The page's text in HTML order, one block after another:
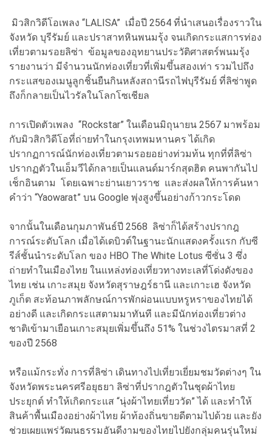
มิวสิกวิดีโอเพลง “LALISA” เมื่อปี 2564 ที่นำเสนอเรื่องราวใน
จังหวัด บุรีรัมย์ และปราสาทหินพนมรุ้ง จนเกิดกระแสการท่อง
เที่ยวตามรอยลิซ่า ข้อมูลของอุทยานประวัติศาสตร์พนมรุ้ง
รายงานว่า มีจำนวนนักท่องเที่ยวที่เพิ่มขึ้นสองเท่า รวมไปถึง
กระแสของเมนูลูกชิ้นยืนกินหลังสถานีรถไฟบุรีรัมย์ ที่ลิซ่าพูด
ถึงก็กลายเป็นไวรัลในโลกโซเชียล
การเปิดตัวเพลง “Rockstar” ในเดือนมิถุนายน 2567 มาพร้อม
กับมิวสิกวิดีโอที่ถ่ายทำในกรุงเทพมหานคร ได้เกิด
ปรากฏการณ์นักท่องเที่ยวตามรอยอย่างท่วมท้น ทุกที่ที่ลิซ่า
ปรากฏตัวในเอ็มวีได้กลายเป็นแลนด์มาร์กสุดฮิต คนพากันไป
เช็กอินตาม โดยเฉพาะย่านเยาวราช และส่งผลให้การค้นหา
คำว่า “Yaowarat” บน Google พุ่งสูงขึ้นอย่างก้าวกระโดด
จากนั้นในเดือนกุมภาพันธ์ปี 2568 ลิซ่าก็ได้สร้างปรากฎ
การณ์ระดับโลก เมื่อได้เดบิวต์ในฐานะนักแสดงครั้งแรก กับซี
รีส์ชั้นนำระดับโลก ของ HBO The White Lotus ซีซั่น 3 ซึ่ง
ถ่ายทำในเมืองไทย ในแหล่งท่องเที่ยวทางทะเลที่โด่งดังของ
ไทย เช่น เกาะสมุย จังหวัดสุราษฎร์ธานี และเกาะเฮ จังหวัด
ภูเก็ต สะท้อนภาพลักษณ์การพักผ่อนแบบหรูหราของไทยได้
อย่างดี และเกิดกระแสตามมาทันที และมีนักท่องเที่ยวต่าง
ชาติเข้ามาเยือนเกาะสมุยเพิ่มขึ้นถึง 51% ในช่วงไตรมาสที่ 2
ของปี 2568
หรือแม้กระทั่ง การที่ลิซ่า เดินทางไปเที่ยวเยี่ยมชมวัดต่างๆ ใน
จังหวัดพระนครศรีอยุธยา ลิซ่าที่ปรากฎตัวในชุดผ้าไทย
ประยุกต์ ทำให้เกิดกระแส “นุ่งผ้าไทยเที่ยววัด” ได้ และทำให้
สินค้าพื้นเมืองอย่างผ้าไทย ผ้าท้องถิ่นขายดีตามไปด้วย และยัง
ช่วยเผยแพร่วัฒนธรรมอันดีงามของไทยไปยังกลุ่มคนรุ่นใหม่